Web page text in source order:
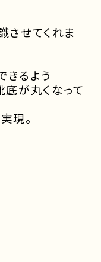
させてくれま
きるよう
が丸くなって
現。